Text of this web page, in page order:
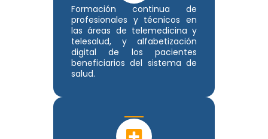
Formación continua de
profesionales y técnicos en
las áreas de telemedicina y
telesalud, y alfabetización
digital de los pacientes
beneficiarios del sistema de
salud.